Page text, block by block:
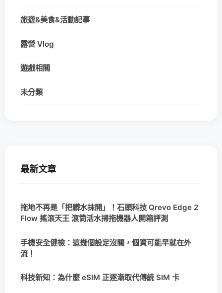
旅遊&美食&活動記事
露營 Vlog
遊戲相關
未分類
最新文章
拖地不再是「把髒水抹開」！石頭科技 Qrevo Edge 2
Flow 搖滾天王 滾筒活水掃拖機器人開箱評測
手機安全健檢：這幾個設定沒關，個資可能早就在外
流！
科技新知：為什麼 eSIM 正逐漸取代傳統 SIM 卡